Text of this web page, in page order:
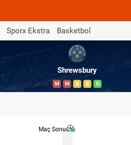
Sporx Ekstra Basketbol
Shrewsbury
M M B B G
Maç Sonucu